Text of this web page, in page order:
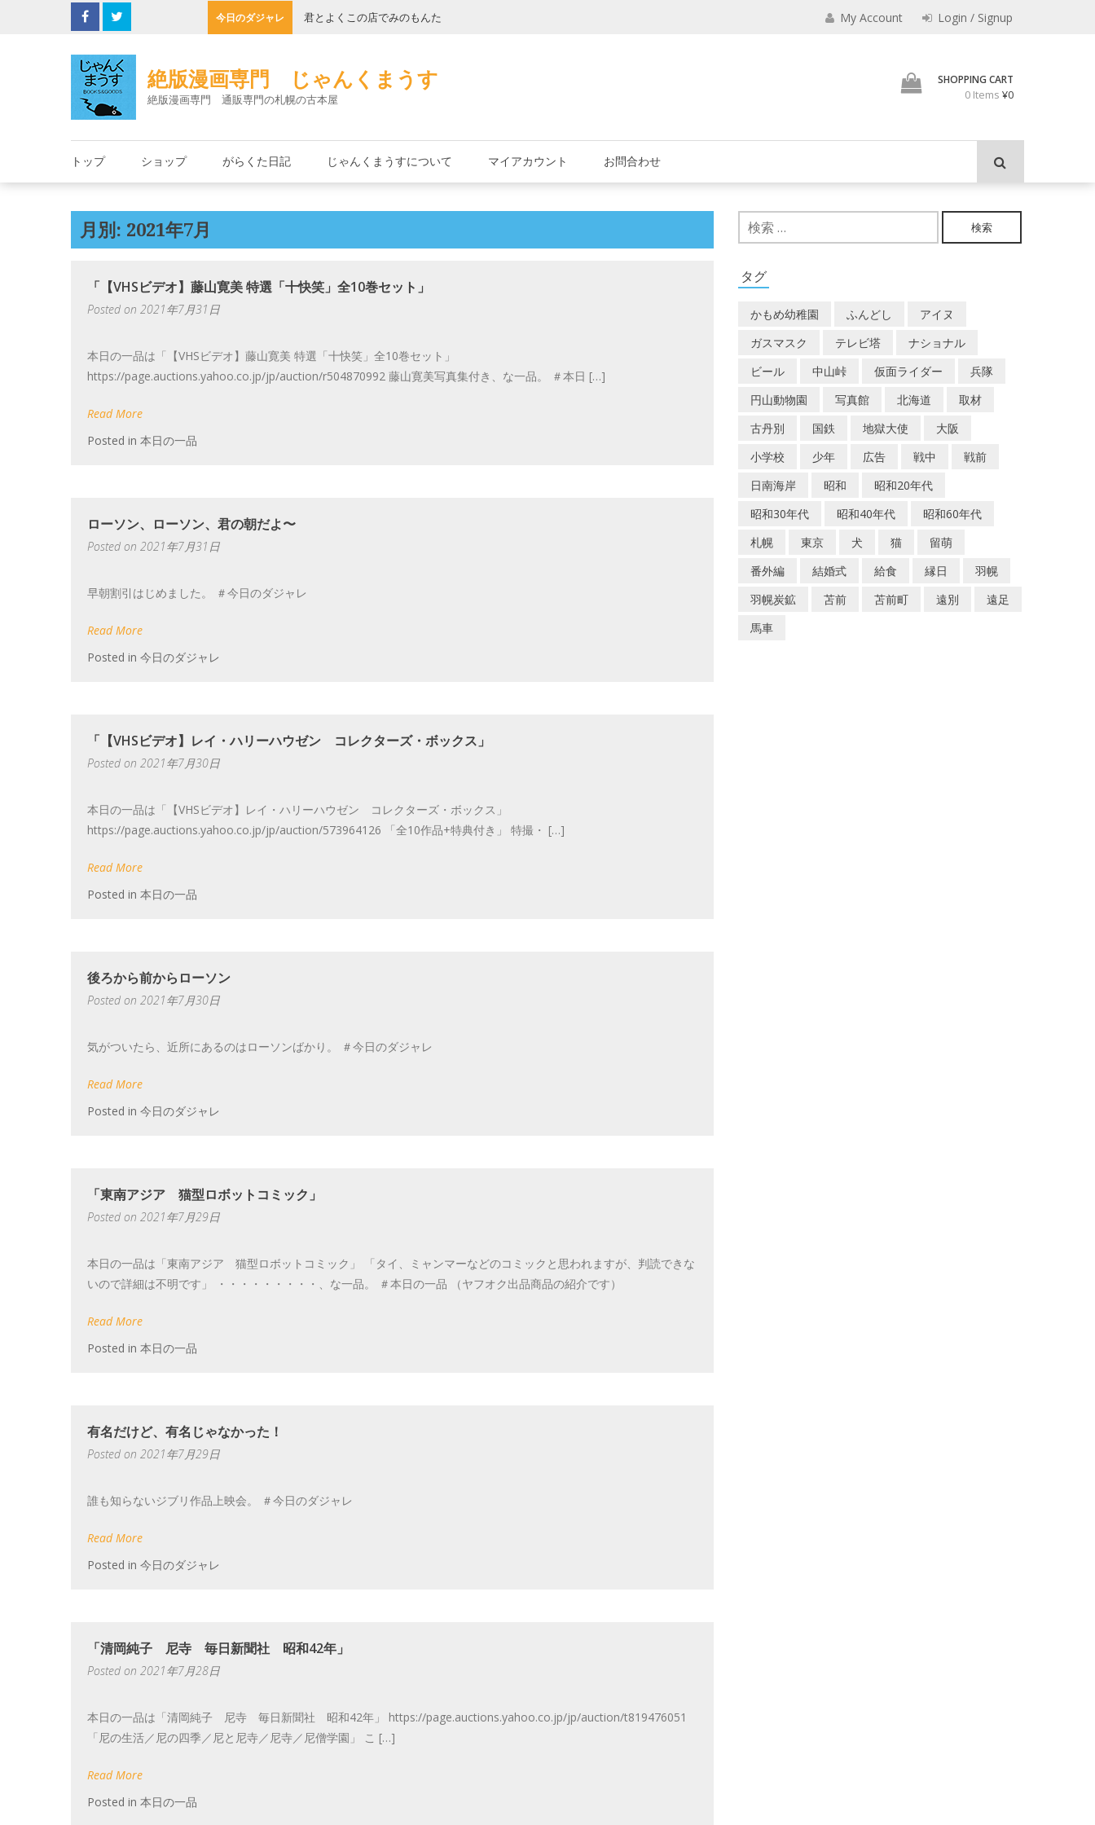
今日のダジャレ 君とよくこの店でみのもんた 魔法使いのべし
My Account Login / Signup
絶版漫画専門 じゃんくまうす
絶版漫画専門 通販専門の札幌の古本屋
SHOPPING CART
0 Items ¥0
トップ ショップ がらくた日記 じゃんくまうすについて マイアカウント お問合わせ
月別: 2021年7月
「【VHSビデオ】藤山寛美 特選「十快笑」全10巻セット」
Posted on 2021年7月31日
本日の一品は「【VHSビデオ】藤山寛美 特選「十快笑」全10巻セット」
https://page.auctions.yahoo.co.jp/jp/auction/r504870992 藤山寛美写真集付き、な一品。 ＃本日 […]
Read More
Posted in 本日の一品
ローソン、ローソン、君の朝だよ〜
Posted on 2021年7月31日
早朝割引はじめました。 ＃今日のダジャレ
Read More
Posted in 今日のダジャレ
「【VHSビデオ】レイ・ハリーハウゼン コレクターズ・ボックス」
Posted on 2021年7月30日
本日の一品は「【VHSビデオ】レイ・ハリーハウゼン コレクターズ・ボックス」
https://page.auctions.yahoo.co.jp/jp/auction/573964126 「全10作品+特典付き」 特撮・ […]
Read More
Posted in 本日の一品
後ろから前からローソン
Posted on 2021年7月30日
気がついたら、近所にあるのはローソンばかり。 ＃今日のダジャレ
Read More
Posted in 今日のダジャレ
「東南アジア 猫型ロボットコミック」
Posted on 2021年7月29日
本日の一品は「東南アジア 猫型ロボットコミック」 「タイ、ミャンマーなどのコミックと思われますが、判読できな
いので詳細は不明です」 ・・・・・・・・・、な一品。 ＃本日の一品 （ヤフオク出品商品の紹介です）
Read More
Posted in 本日の一品
有名だけど、有名じゃなかった！
Posted on 2021年7月29日
誰も知らないジブリ作品上映会。 ＃今日のダジャレ
Read More
Posted in 今日のダジャレ
「清岡純子 尼寺 毎日新聞社 昭和42年」
Posted on 2021年7月28日
本日の一品は「清岡純子 尼寺 毎日新聞社 昭和42年」 https://page.auctions.yahoo.co.jp/jp/auction/t819476051
「尼の生活／尼の四季／尼と尼寺／尼寺／尼僧学園」 こ […]
Read More
Posted in 本日の一品
検
索:
タグ
かもめ幼稚園 ふんどし
アイヌ
ガスマスク
テレビ塔
ナショナル
ビール
中山峠 仮面ライダー
兵隊
円山動物園
写真館 北海道
取材
古丹別
国鉄 地獄大使
大阪
小学校
少年 広告 戦中
戦前
日南海岸
昭和
昭和20年代
昭和30年代
昭和40年代
昭和60年代
札幌
東京 犬 猫
留萌
番外編
結婚式 給食 縁日
羽幌
羽幌炭鉱
苫前 苫前町 遠別
遠足
馬車